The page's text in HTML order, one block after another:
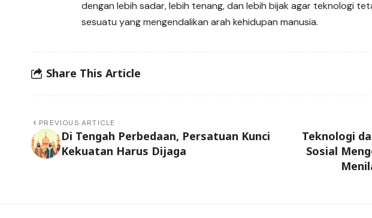
dengan lebih sadar, lebih tenang, dan lebih bijak agar teknologi
sesuatu yang mengendalikan arah kehidupan manusia.
Share This Article
PREVIOUS ARTICLE
Di Tengah Perbedaan, Persatuan Kunci
Kekuatan Harus Dijaga
Teknologi
Sosial